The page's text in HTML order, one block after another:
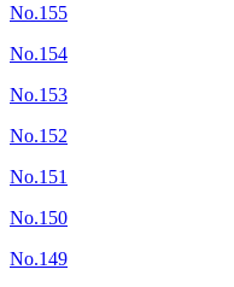
No.155
No.154
No.153
No.152
No.151
No.150
No.149